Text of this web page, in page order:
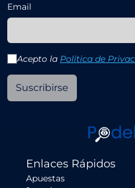
Email
Acepto la Política de
Suscribirse
Enlaces Rápidos
Apuestas